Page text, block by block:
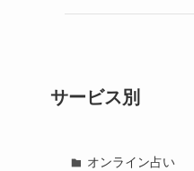
サービス別
オンライン占い